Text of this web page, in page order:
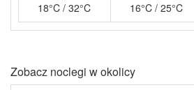
18°C / 32°C 16°C / 25°C
Zobacz noclegi w okolicy